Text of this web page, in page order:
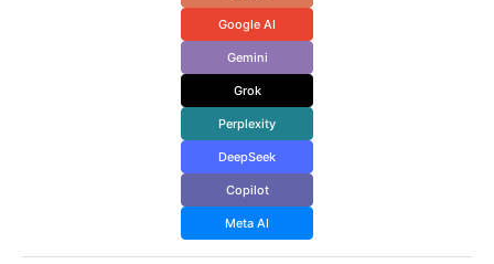
Google AI
Gemini
Grok
Perplexity
DeepSeek
Copilot
Meta AI